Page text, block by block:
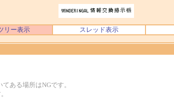
リー表示 スレッド表示
ある場所はNGです。